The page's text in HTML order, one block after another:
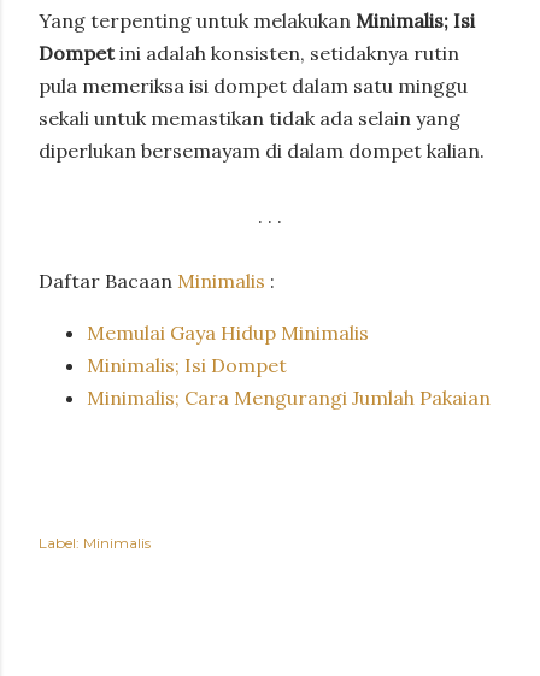
Yang terpenting untuk melakukan Minimalis; Isi
Dompetini adalah konsisten, setidaknya rutin
pula memeriksa isi dompet dalam satu minggu
sekali untuk memastikan tidak ada selain yang
diperlukan bersemayam di dalam dompet kalian.
. . .
Daftar Bacaan Minimalis :
Memulai Gaya Hidup Minimalis
Minimalis; Isi Dompet
Minimalis; Cara Mengurangi Jumlah Pakaian
Label: Minimalis